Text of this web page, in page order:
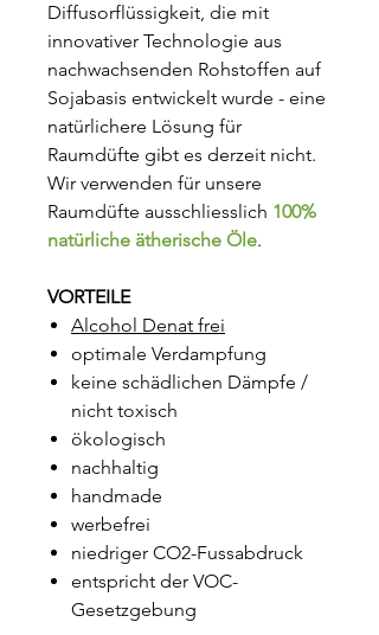
Diffusorflüssigkeit, die mit
innovativer Technologie aus
nachwachsenden Rohstoffen auf
Sojabasis entwickelt wurde - eine
natürlichere Lösung für
Raumdüfte gibt es derzeit nicht.
Wir verwenden für unsere
Raumdüfte ausschliesslich 100%
natürliche ätherische Öle.
VORTEILE
Alcohol Denat frei
optimale Verdampfung
keine schädlichen Dämpfe /
nicht toxisch
ökologisch
nachhaltig
handmade
werbefrei
niedriger CO2-Fussabdruck
entspricht der VOC-
Gesetzgebung